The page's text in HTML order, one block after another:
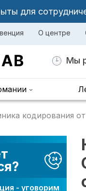
для
О центре
Мы
кодирования
- уговорим